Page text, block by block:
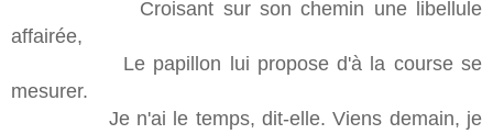
Croisant sur son chemin une libellule
affairée,
Le papillon lui propose d'à la course se
mesurer.
Je n'ai le temps, dit-elle. Viens demain, je